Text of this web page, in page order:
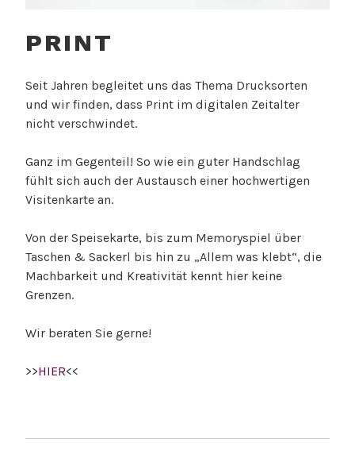
PRINT
Seit Jahren begleitet uns das Thema Drucksorten
und wir finden, dass Print im digitalen Zeitalter
nicht verschwindet.
Ganz im Gegenteil! So wie ein guter Handschlag
fühlt sich auch der Austausch einer hochwertigen
Visitenkarte an.
Von der Speisekarte, bis zum Memoryspiel über
Taschen & Sackerl bis hin zu „Allem was klebt“, die
Machbarkeit und Kreativität kennt hier keine
Grenzen.
Wir beraten Sie gerne!
>>HIER<<
BEITRAGSNAVIGATION